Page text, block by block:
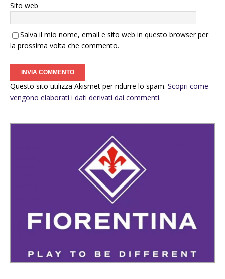
Sito web
Salva il mio nome, email e sito web in questo browser per
la prossima volta che commento.
Questo sito utilizza Akismet per ridurre lo spam. Scopri come
vengono elaborati i dati derivati dai commenti.